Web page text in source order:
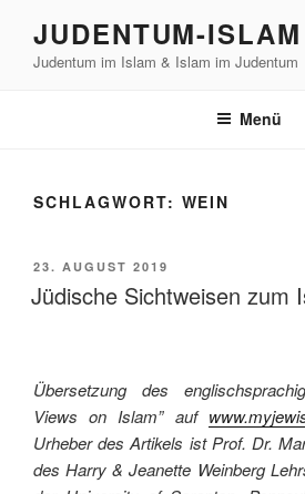
Inhalt
springen
JUDENTUM-ISLAM
Judentum im Islam & Islam im Judentum
Menü
SCHLAGWORT: WEIN
VERÖFFENTLICHT
AM
23. AUGUST 2019
Jüdische Sichtweisen zum
Übersetzung des
Views on Islam” auf
Urheber des Artikels ist Prof. Dr.
des Harry & Jeanette Weinberg